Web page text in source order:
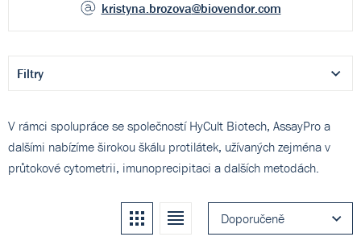
kristyna.brozova@biovendor.com
Filtry
V rámci spolupráce se společností HyCult Biotech, AssayPro a
dalšími nabízíme širokou škálu protilátek, užívaných zejména v
průtokové cytometrii, imunoprecipitaci a dalších metodách.
Doporučeně
Kachle Seznam